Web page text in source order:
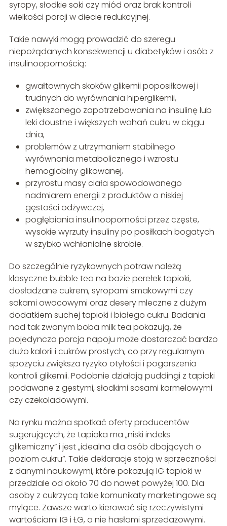
syropy, słodkie soki czy miód oraz brak kontroli
wielkości porcji w diecie redukcyjnej.
Takie nawyki mogą prowadzić do szeregu
niepożądanych konsekwencji u diabetyków i osób z
insulinoopornością:
gwałtownych skoków glikemii poposiłkowej i
trudnych do wyrównania hiperglikemii,
zwiększonego zapotrzebowania na insulinę lub
leki doustne i większych wahań cukru w ciągu
dnia,
problemów z utrzymaniem stabilnego
wyrównania metabolicznego i wzrostu
hemoglobiny glikowanej,
przyrostu masy ciała spowodowanego
nadmiarem energii z produktów o niskiej
gęstości odżywczej,
pogłębiania insulinooporności przez częste,
wysokie wyrzuty insuliny po posiłkach bogatych
w szybko wchłanialne skrobie.
Do szczególnie ryzykownych potraw należą
klasyczne bubble tea na bazie perełek tapioki,
dosładzane cukrem, syropami smakowymi czy
sokami owocowymi oraz desery mleczne z dużym
dodatkiem suchej tapioki i białego cukru. Badania
nad tak zwanym boba milk tea pokazują, że
pojedyncza porcja napoju może dostarczać bardzo
dużo kalorii i cukrów prostych, co przy regularnym
spożyciu zwiększa ryzyko otyłości i pogorszenia
kontroli glikemii. Podobnie działają puddingi z tapioki
podawane z gęstymi, słodkimi sosami karmelowymi
czy czekoladowymi.
Na rynku można spotkać oferty producentów
sugerujących, że tapioka ma „niski indeks
glikemiczny” i jest „idealna dla osób dbających o
poziom cukru”. Takie deklaracje stoją w sprzeczności
z danymi naukowymi, które pokazują IG tapioki w
przedziale od około 70 do nawet powyżej 100. Dla
osoby z cukrzycą takie komunikaty marketingowe są
mylące. Zawsze warto kierować się rzeczywistymi
wartościami IG i ŁG, a nie hasłami sprzedażowymi.